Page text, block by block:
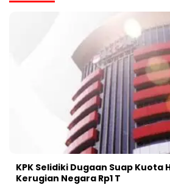
KPK Selidiki Dugaan Suap Kuota
Kerugian Negara Rp1 T